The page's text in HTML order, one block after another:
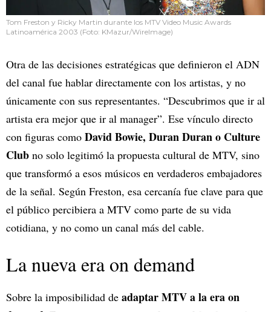
Tom Freston y Ricky Martin durante los MTV Video Music Awards
Latinoamérica 2003 (Foto: KMazur/WireImage)
Otra de las decisiones estratégicas que definieron el ADN
del canal fue hablar directamente con los artistas, y no
únicamente con sus representantes. “Descubrimos que ir al
artista era mejor que ir al manager”. Ese vínculo directo
con figuras como David Bowie, Duran Duran o Culture
Club no solo legitimó la propuesta cultural de MTV, sino
que transformó a esos músicos en verdaderos embajadores
de la señal. Según Freston, esa cercanía fue clave para que
el público percibiera a MTV como parte de su vida
cotidiana, y no como un canal más del cable.
La nueva era on demand
Sobre la imposibilidad de adaptar MTV a la era on